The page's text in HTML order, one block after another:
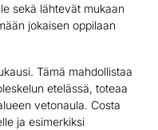
sekä lähtevät mukaan
jokaisen oppilaan
Tämä mahdollistaa
etelässä, toteaa
vetonaula. Costa
ja esimerkiksi